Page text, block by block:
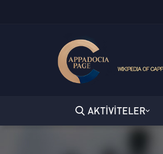
AKTİVİTELER